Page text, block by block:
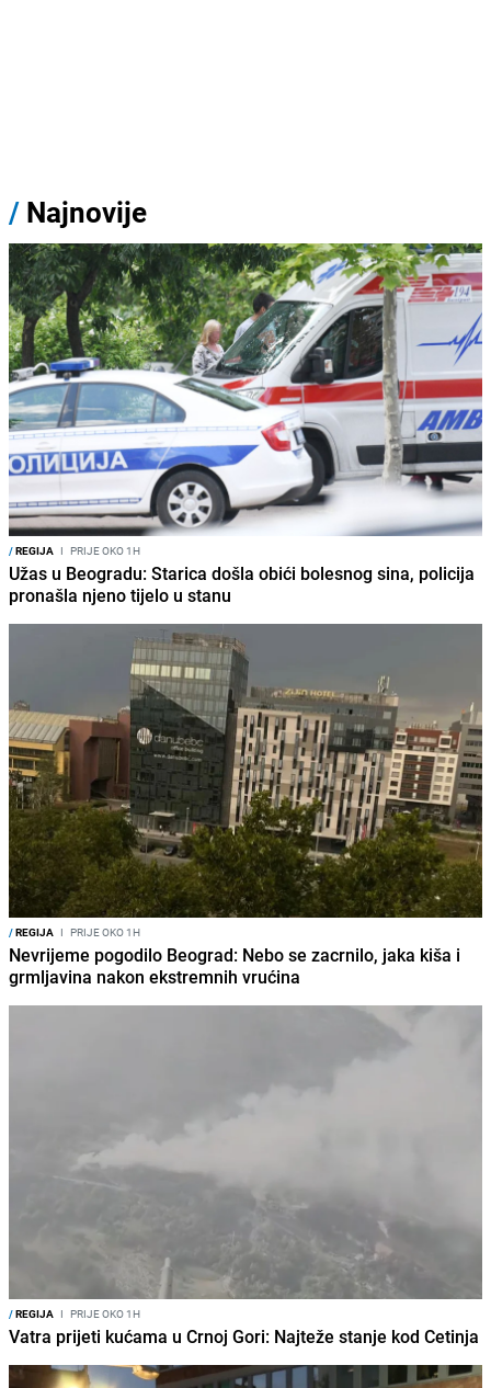
/ Najnovije
/REGIJA I PRIJE OKO 1H
Užas u Beogradu: Starica došla obići bolesnog sina, policija
pronašla njeno tijelo u stanu
/REGIJA I PRIJE OKO 1H
Nevrijeme pogodilo Beograd: Nebo se zacrnilo, jaka kiša i
grmljavina nakon ekstremnih vrućina
/REGIJA I PRIJE OKO 1H
Vatra prijeti kućama u Crnoj Gori: Najteže stanje kod Cetinja